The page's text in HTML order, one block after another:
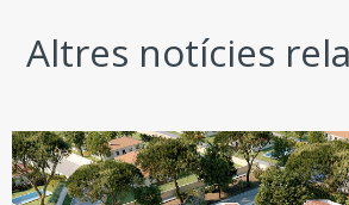
Altres notícies